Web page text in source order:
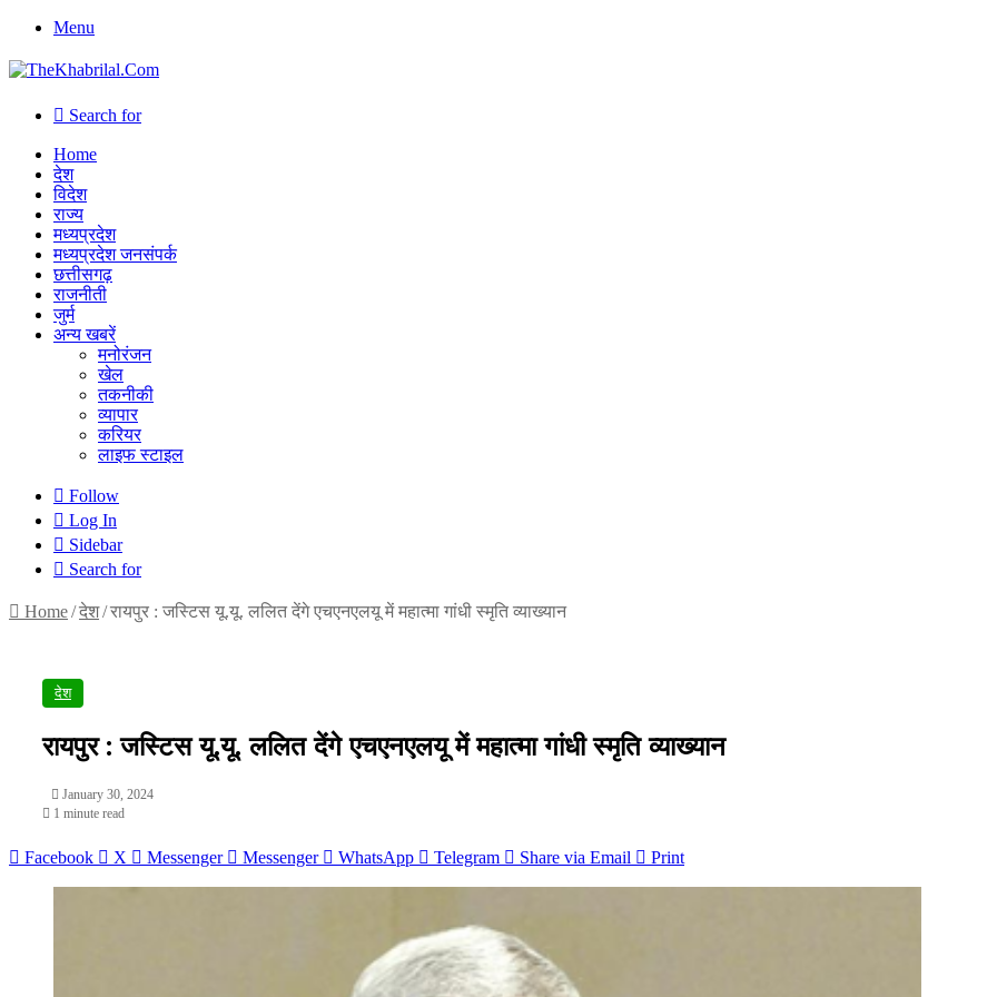
Menu
Search for
Home
देश
विदेश
राज्य
मध्यप्रदेश
मध्यप्रदेश जनसंपर्क
छत्तीसगढ़
राजनीती
जुर्म
अन्य खबरें
मनोरंजन
खेल
तकनीकी
व्यापार
करियर
लाइफ स्टाइल
Follow
Log In
Sidebar
Search for
Home/देश/रायपुर : जस्टिस यू.यू. ललित देंगे एचएनएलयू में महात्मा गांधी स्मृति व्याख्यान
देश
रायपुर : जस्टिस यू.यू. ललित देंगे एचएनएलयू में महात्मा गांधी स्मृति व्याख्यान
January 30, 2024
1 minute read
Facebook X Messenger Messenger WhatsApp Telegram Share via Email Print